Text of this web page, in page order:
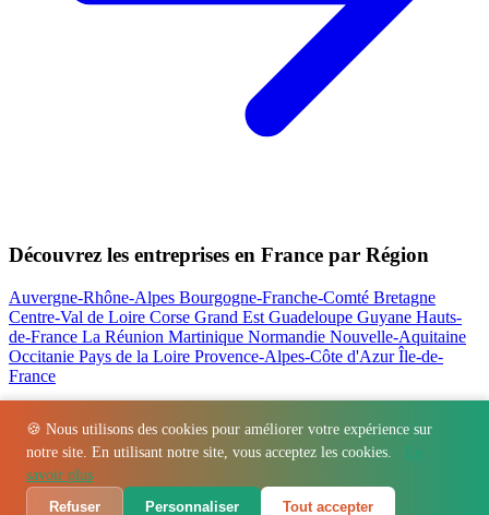
🍪 Nous utilisons des cookies pour améliorer votre expérience sur
notre site. En utilisant notre site, vous acceptez les cookies.
En
savoir plus
Refuser
Personnaliser Tout accepter
Découvrez les entreprises en France par Région
Auvergne-Rhône-Alpes Bourgogne-Franche-Comté Bretagne
Centre-Val de Loire Corse Grand Est Guadeloupe Guyane Hauts-
de-France La Réunion Martinique Normandie Nouvelle-Aquitaine
Occitanie Pays de la Loire Provence-Alpes-Côte d'AzurÎle-de-
France
Nos actualités les plus consultées
Régions - Départements - Villes - Entreprises - Marques Contact
Espace presse